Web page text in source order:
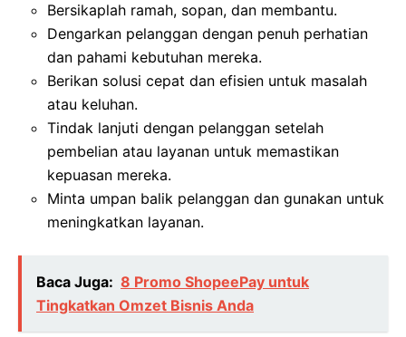
Bersikaplah ramah, sopan, dan membantu.
Dengarkan pelanggan dengan penuh perhatian
dan pahami kebutuhan mereka.
Berikan solusi cepat dan efisien untuk masalah
atau keluhan.
Tindak lanjuti dengan pelanggan setelah
pembelian atau layanan untuk memastikan
kepuasan mereka.
Minta umpan balik pelanggan dan gunakan untuk
meningkatkan layanan.
Baca Juga: 8 Promo ShopeePay untuk
Tingkatkan Omzet Bisnis Anda